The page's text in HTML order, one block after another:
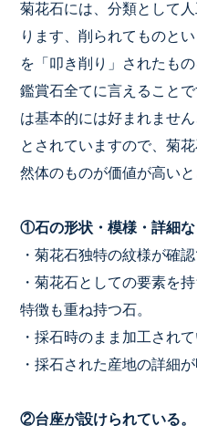
菊花石には、分類として
ります、削られてものと
を「叩き削り」されたもの
鑑賞石全てに言えること
は基本的には好まれませ
とされていますので、菊
然体のものが価値が高いと
①石の形状・模様・詳細な
・菊花石独特の紋様が確
・菊花石としての要素を
特徴も重ね持つ石。
・採石時のまま加工され
・採石された産地の詳細
②台座が設けられている。